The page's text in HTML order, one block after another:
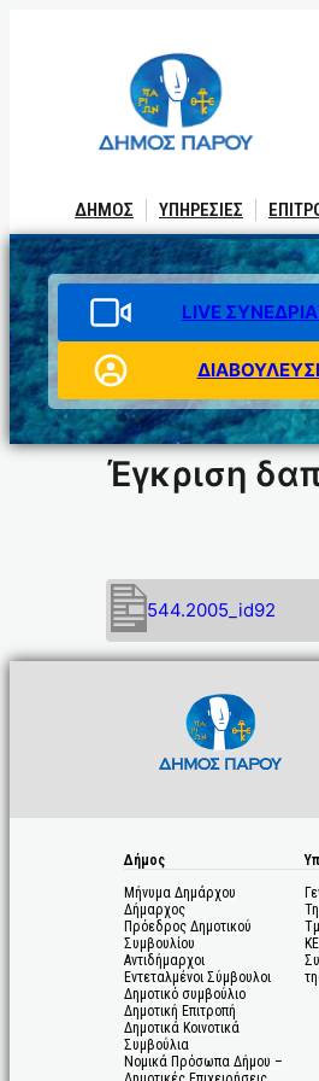
ΔΗΜΟΣ ΥΠΗΡΕΣΙΕΣ
LIVE
Έγκριση
544.2005_id92
Δήμος
Μήνυμα Δημάρχου
Δήμαρχος
Πρόεδρος Δημοτικού
Συμβουλίου
Αντιδήμαρχοι
Εντεταλμένοι Σύμβουλοι
Δημοτικό συμβούλιο
Δημοτική Επιτροπή
Δημοτικά Κοινοτικά
Συμβούλια
Νομικά Πρόσωπα Δήμου –